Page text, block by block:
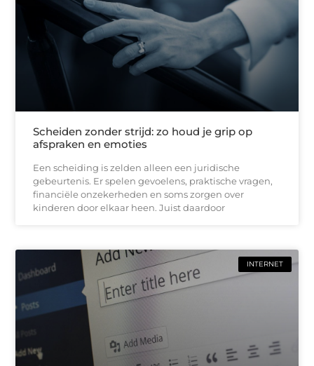
Scheiden zonder strijd: zo houd je grip op
afspraken en emoties
Een scheiding is zelden alleen een juridische
gebeurtenis. Er spelen gevoelens, praktische vragen,
financiële onzekerheden en soms zorgen over
kinderen door elkaar heen. Juist daardoor
INTERNET